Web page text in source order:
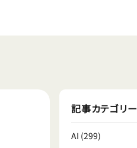
記事カテゴリー
AI (299)